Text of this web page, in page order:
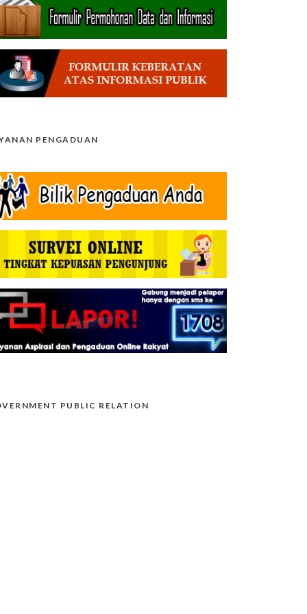
PENGADUAN
PUBLIC RELATION